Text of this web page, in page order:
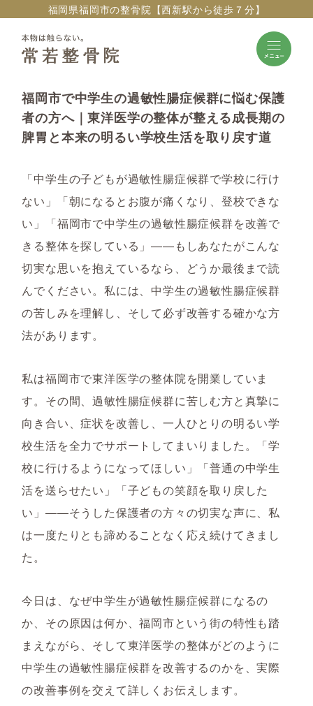
福岡県福岡市の整骨院【西新駅から徒歩７分】
福岡市で中学生の過敏性腸症候群に悩む保護
者の方へ｜東洋医学の整体が整える成長期の
脾胃と本来の明るい学校生活を取り戻す道
「中学生の子どもが過敏性腸症候群で学校に行け
ない」「朝になるとお腹が痛くなり、登校できな
い」「福岡市で中学生の過敏性腸症候群を改善で
きる整体を探している」――もしあなたがこんな
切実な思いを抱えているなら、どうか最後まで読
んでください。私には、中学生の過敏性腸症候群
の苦しみを理解し、そして必ず改善する確かな方
法があります。
私は福岡市で東洋医学の整体院を開業していま
す。その間、過敏性腸症候群に苦しむ方と真摯に
向き合い、症状を改善し、一人ひとりの明るい学
校生活を全力でサポートしてまいりました。「学
校に行けるようになってほしい」「普通の中学生
活を送らせたい」「子どもの笑顔を取り戻した
い」――そうした保護者の方々の切実な声に、私
は一度たりとも諦めることなく応え続けてきまし
た。
今日は、なぜ中学生が過敏性腸症候群になるの
か、その原因は何か、福岡市という街の特性も踏
まえながら、そして東洋医学の整体がどのように
中学生の過敏性腸症候群を改善するのかを、実際
の改善事例を交えて詳しくお伝えします。